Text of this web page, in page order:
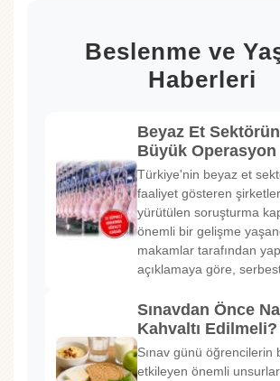
Beslenme ve
Haberleri
Beyaz Et
Büyük Operasyon
Türkiye'nin beyaz et
faaliyet gösteren
yürütülen soruşturma
önemli bir gelişme
makamlar tarafından
açıklamaya göre,
Sınavdan Önce
Kahvaltı Edilmeli?
Sınav günü öğrencilerin
etkileyen önemli